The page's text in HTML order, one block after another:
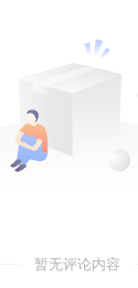
暂无评论内容